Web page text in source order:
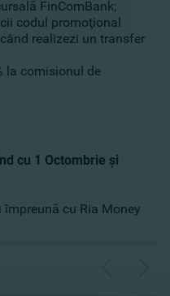
FinComBank;
codul promoţional
realizezi un transfer
la comisionul de
cu 1 Octombrie şi
cu Ria Money